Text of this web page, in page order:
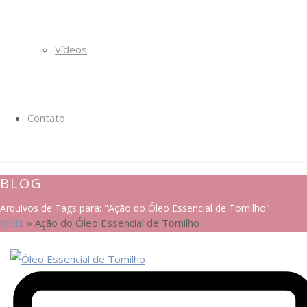
Vídeos
Contato
BLOG
Arquivos de Tags para: "Ação do Óleo Essencial de Tomilho"
Início » Ação do Óleo Essencial de Tomilho